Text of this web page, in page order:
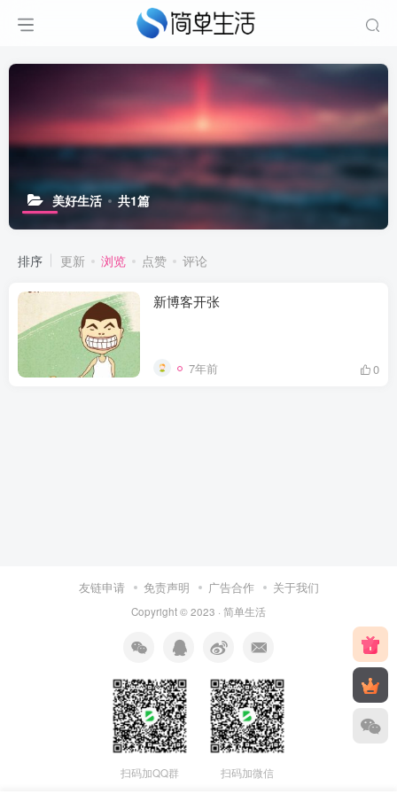
美好生活 共1篇
排序 更新 浏览 点赞 评论
新博客开张
7年前 0
友链申请 免责声明 广告合作 关于我们
Copyright © 2023 · 简单生活
扫码加QQ群 扫码加微信